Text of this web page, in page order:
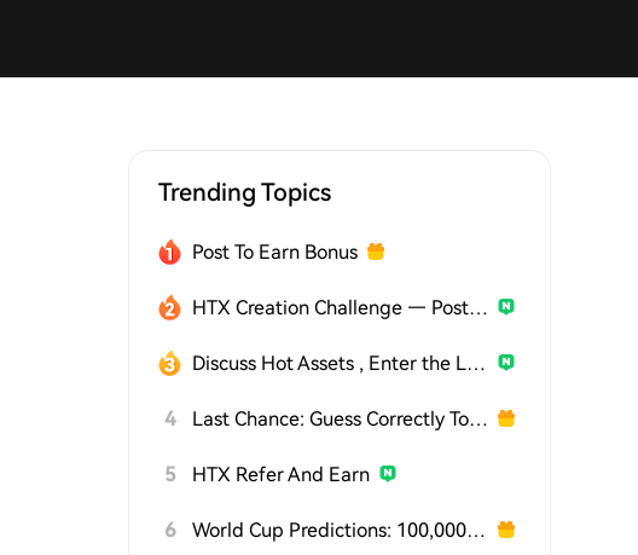
Trending Topics
Post To Earn Bonus
HTX Creation Challenge — Post and Win 1,500U
Discuss Hot Assets , Enter the Lucky Draw
4 Last Chance: Guess Correctly Today and Win More
5 HTX Refer And Earn
6 World Cup Predictions: 100,000 USDT Daily